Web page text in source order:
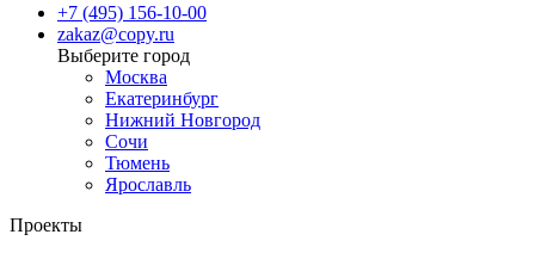
+7 (495) 156-10-00
zakaz@copy.ru
Москва
Екатеринбург
Нижний Новгород
Сочи
Тюмень
Ярославль
Проекты